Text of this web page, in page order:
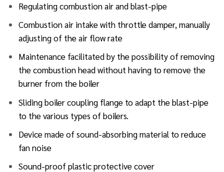
Regulating combustion air and blast-pipe
Combustion air intake with throttle damper, manually
adjusting of the air flow rate
Maintenance facilitated by the possibility of removing
the combustion head without having to remove the
burner from the boiler
Sliding boiler coupling flange to adapt the blast-pipe
to the various types of boilers.
Device made of sound-absorbing material to reduce
fan noise
Sound-proof plastic protective cover